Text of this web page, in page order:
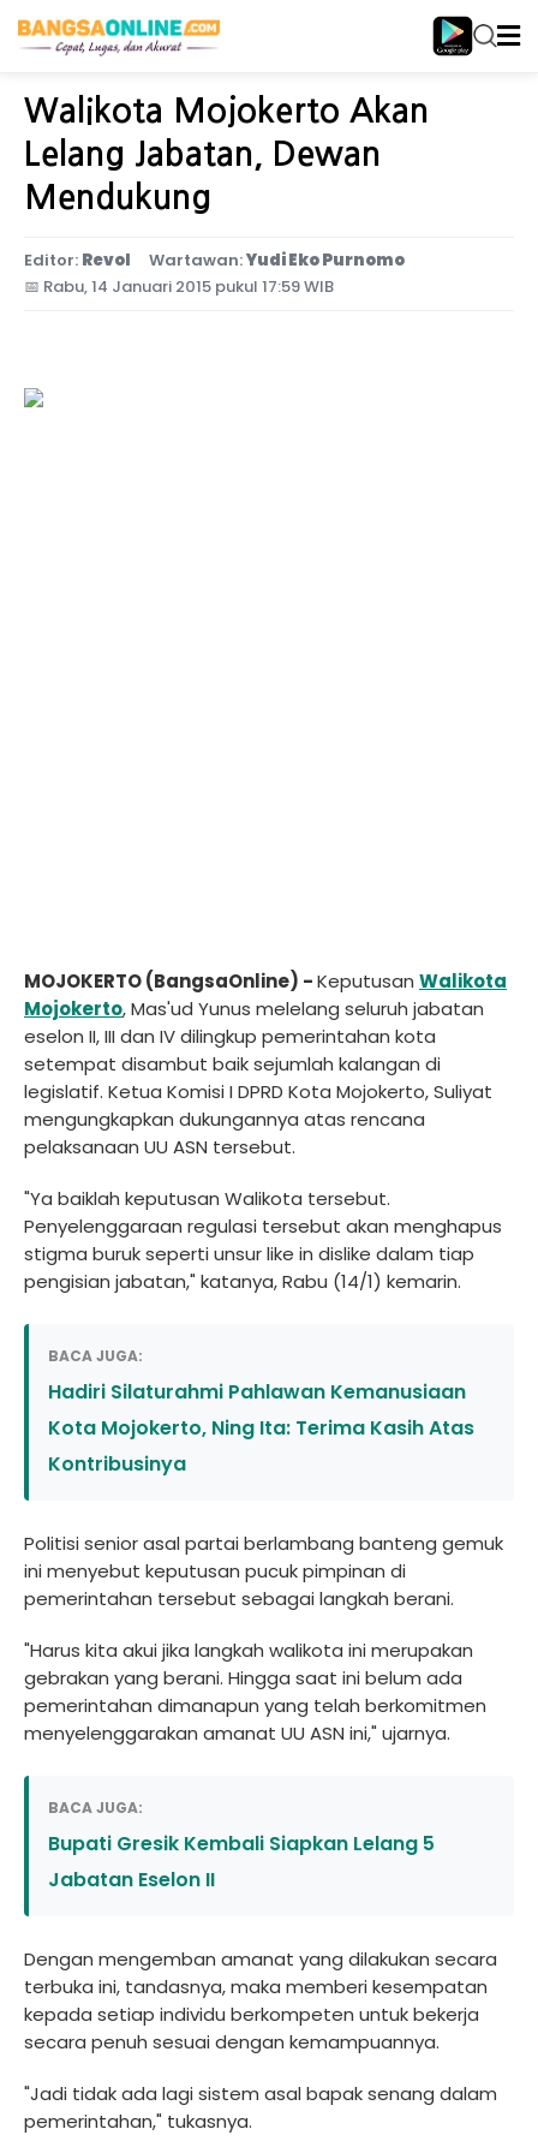
Home Jatim Tengah
Walikota Mojokerto Akan
Lelang Jabatan, Dewan
Mendukung
Editor: Revol Wartawan:Yudi Eko Purnomo
📅 Rabu, 14 Januari 2015 pukul 17:59 WIB
MOJOKERTO (BangsaOnline) -Keputusan Walikota
Mojokerto, Mas'ud Yunus melelang seluruh jabatan
eselon II, III dan IV dilingkup pemerintahan kota
setempat disambut baik sejumlah kalangan di
legislatif. Ketua Komisi I DPRD Kota Mojokerto, Suliyat
mengungkapkan dukungannya atas rencana
pelaksanaan UU ASN tersebut.
"Ya baiklah keputusan Walikota tersebut.
Penyelenggaraan regulasi tersebut akan menghapus
stigma buruk seperti unsur like in dislike dalam tiap
pengisian jabatan," katanya, Rabu (14/1) kemarin.
BACA JUGA:
Hadiri Silaturahmi Pahlawan Kemanusiaan
Kota Mojokerto, Ning Ita: Terima Kasih Atas
Kontribusinya
Politisi senior asal partai berlambang banteng gemuk
ini menyebut keputusan pucuk pimpinan di
pemerintahan tersebut sebagai langkah berani.
"Harus kita akui jika langkah walikota ini merupakan
gebrakan yang berani. Hingga saat ini belum ada
pemerintahan dimanapun yang telah berkomitmen
menyelenggarakan amanat UU ASN ini," ujarnya.
BACA JUGA:
Bupati Gresik Kembali Siapkan Lelang 5
Jabatan Eselon II
Dengan mengemban amanat yang dilakukan secara
terbuka ini, tandasnya, maka memberi kesempatan
kepada setiap individu berkompeten untuk bekerja
secara penuh sesuai dengan kemampuannya.
"Jadi tidak ada lagi sistem asal bapak senang dalam
pemerintahan," tukasnya.